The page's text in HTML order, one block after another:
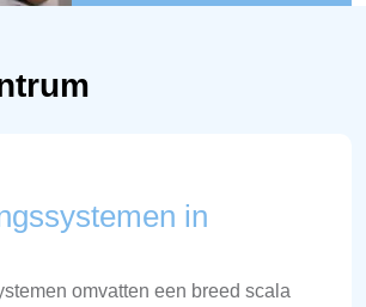
in
omvatten een breed scala